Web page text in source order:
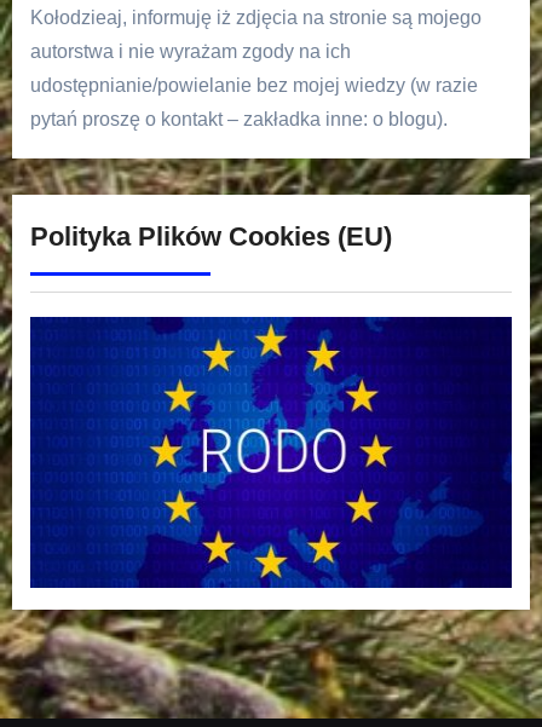
Kołodzieaj, informuję iż zdjęcia na stronie są mojego
autorstwa i nie wyrażam zgody na ich
udostępnianie/powielanie bez mojej wiedzy (w razie
pytań proszę o kontakt – zakładka inne: o blogu).
Polityka Plików Cookies (EU)